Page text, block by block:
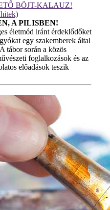
BÖJT-KALAUZ!
A PILISBEN!
életmód iránt érdeklődőket
egy szakemberek által
tábor során a közös
foglalkozások és az
előadások teszik